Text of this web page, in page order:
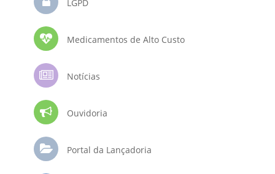
LGPD
Medicamentos de Alto Custo
Notícias
Ouvidoria
Portal da Lançadoria